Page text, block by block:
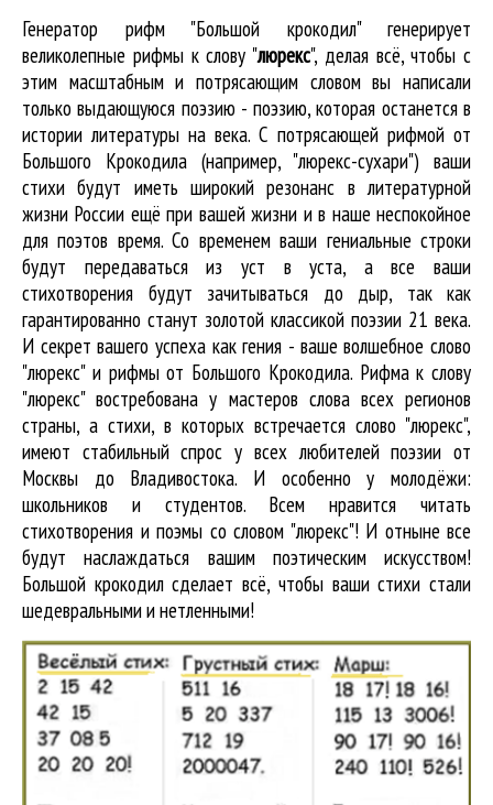
Генератор рифм "Большой крокодил" генерирует
великолепные рифмы к слову "люрекс", делая всё, чтобы с
этим масштабным и потрясающим словом вы написали
только выдающуюся поэзию - поэзию, которая останется в
истории литературы на века. С потрясающей рифмой от
Большого Крокодила (например, "люрекс-сухари") ваши
стихи будут иметь широкий резонанс в литературной
жизни России ещё при вашей жизни и в наше неспокойное
для поэтов время. Со временем ваши гениальные строки
будут передаваться из уст в уста, а все ваши
стихотворения будут зачитываться до дыр, так как
гарантированно станут золотой классикой поэзии 21 века.
И секрет вашего успеха как гения - ваше волшебное слово
"люрекс" и рифмы от Большого Крокодила. Рифма к слову
"люрекс" востребована у мастеров слова всех регионов
страны, а стихи, в которых встречается слово "люрекс",
имеют стабильный спрос у всех любителей поэзии от
Москвы до Владивостока. И особенно у молодёжи:
школьников и студентов. Всем нравится читать
стихотворения и поэмы со словом "люрекс"! И отныне все
будут наслаждаться вашим поэтическим искусством!
Большой крокодил cделает всё, чтобы ваши стихи стали
шедевральными и нетленными!